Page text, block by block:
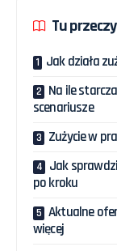
Tu
Jak działa
Na ile
scenariusze
Zużycie w
Jak
po kroku
Aktualne
więcej